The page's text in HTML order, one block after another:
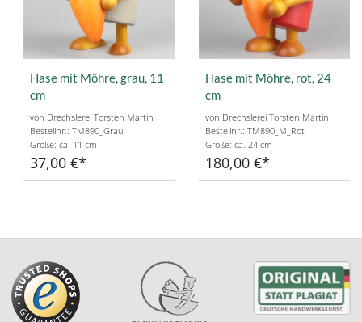
Hase mit Möhre, grau, 11
cm
von Drechslerei Torsten Martin
Bestellnr.: TM890_Grau
Größe: ca. 11 cm
37,00 €
Hase mit Möhre, rot, 24
cm
von Drechslerei Torsten Martin
Bestellnr.: TM890_M_Rot
Größe: ca. 24 cm
180,00 €